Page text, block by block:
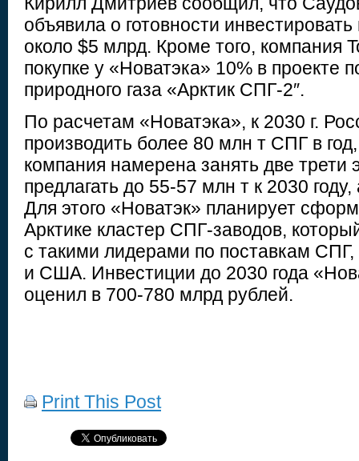
объявила о готовности
около $5 млрд. Кроме того, компания
покупке у «Новатэка» 10% в проекте
природного газа «Арктик СПГ-2″.
По расчетам «Новатэка», к 2030 г.
производить более 80 млн т СПГ в
компания намерена занять две трети
предлагать до 55-57 млн т к 2030
Для этого «Новатэк» планирует
Арктике кластер СПГ-заводов,
с такими лидерами по поставкам СПГ,
и США. Инвестиции до 2030 года
оценил в 700-780 млрд рублей.
Print This Post